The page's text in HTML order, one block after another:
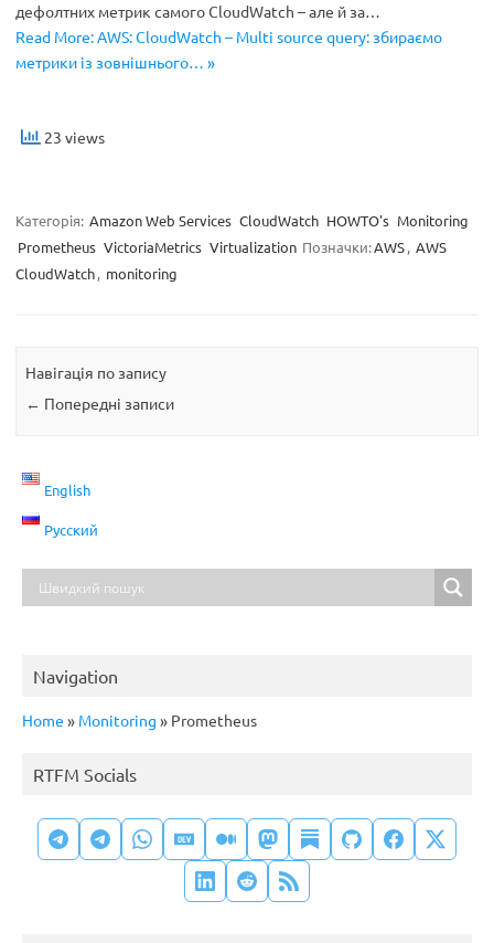
дефолтних метрик самого CloudWatch – але й за…
Read More: AWS: CloudWatch – Multi source query: збираємо
метрики із зовнішнього… »
23 views
Категорія: Amazon Web Services CloudWatch HOWTO's Monitoring
Prometheus VictoriaMetrics Virtualization Позначки:AWS, AWS
CloudWatch, monitoring
Навігація по запису
← Попередні записи
English
Русский
Navigation
Home » Monitoring » Prometheus
RTFM Socials